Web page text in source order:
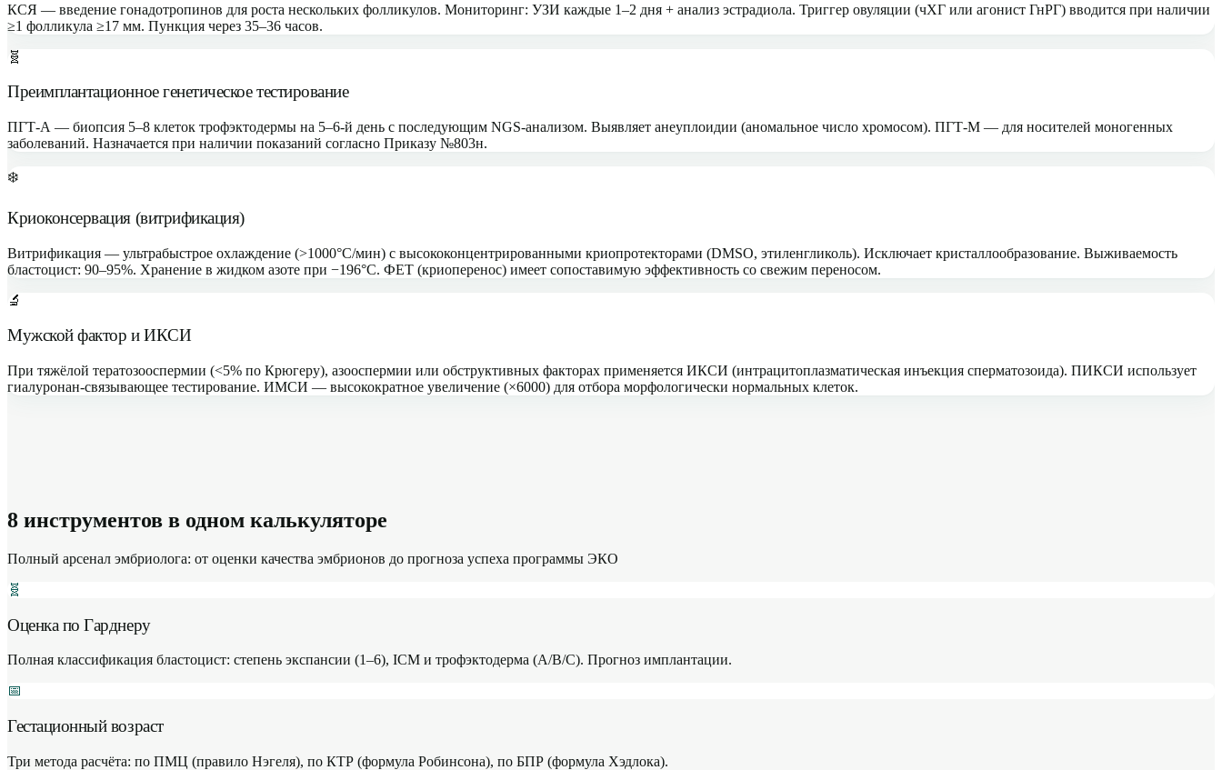
КСЯ — введение гонадотропинов для роста нескольких фолликулов. Мониторинг: УЗИ каждые 1–2 дня + анализ эстрадиола. Триггер овуляции (чХГ или агонист ГнРГ) вводится при наличии
≥1 фолликула ≥17 мм. Пункция через 35–36 часов.
🧬
Преимплантационное генетическое тестирование
ПГТ-А — биопсия 5–8 клеток трофэктодермы на 5–6-й день с последующим NGS-анализом. Выявляет анеуплоидии (аномальное число хромосом). ПГТ-М — для носителей моногенных
заболеваний. Назначается при наличии показаний согласно Приказу №803н.
❄️
Криоконсервация (витрификация)
Витрификация — ультрабыстрое охлаждение (>1000°C/мин) с высококонцентрированными криопротекторами (DMSO, этиленгликоль). Исключает кристаллообразование. Выживаемость
бластоцист: 90–95%. Хранение в жидком азоте при −196°C. ФЕТ (криоперенос) имеет сопоставимую эффективность со свежим переносом.
🔬
Мужской фактор и ИКСИ
При тяжёлой тератозооспермии (<5% по Крюгеру), азооспермии или обструктивных факторах применяется ИКСИ (интрацитоплазматическая инъекция сперматозоида). ПИКСИ использует
гиалуронан-связывающее тестирование. ИМСИ — высокократное увеличение (×6000) для отбора морфологически нормальных клеток.
8 инструментов в одном калькуляторе
Полный арсенал эмбриолога: от оценки качества эмбрионов до прогноза успеха программы ЭКО
🧬
Оценка по Гарднеру
Полная классификация бластоцист: степень экспансии (1–6), ICM и трофэктодерма (A/B/C). Прогноз имплантации.
📅
Гестационный возраст
Три метода расчёта: по ПМЦ (правило Нэгеля), по КТР (формула Робинсона), по БПР (формула Хэдлока).